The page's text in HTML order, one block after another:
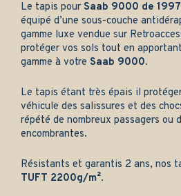
Le tapis pour Saab 9000 de
équipé d’une sous-couche
gamme luxe vendue sur
protéger vos sols tout en
gamme à votre Saab 9000.
Le tapis étant très épais il
véhicule des salissures et des
répété de nombreux passagers ou
encombrantes.
Résistants et garantis 2 ans, nos
TUFT 2200g/m².